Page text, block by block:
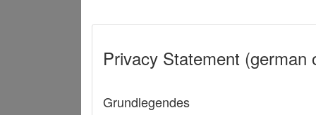
Privacy Statement (german
Grundlegendes